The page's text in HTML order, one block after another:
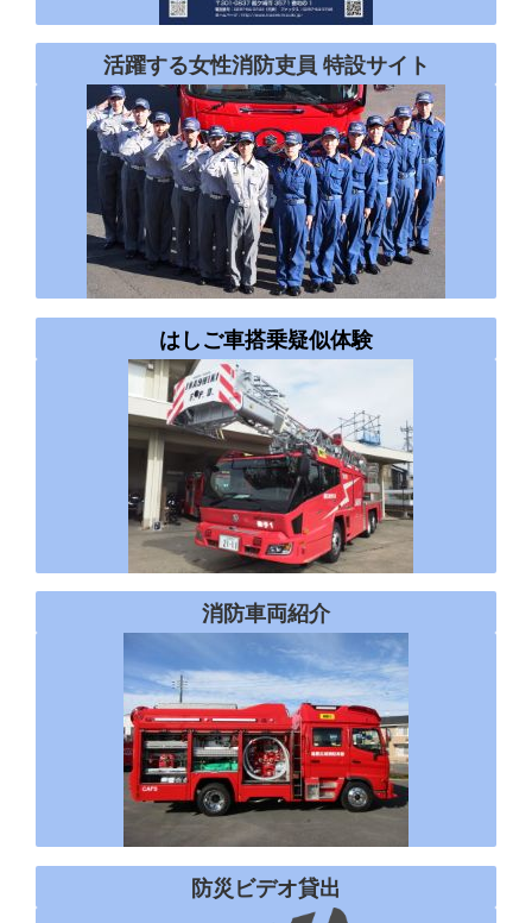
活躍する女性消防吏員 特設サイト
はしご車搭乗疑似体験
消防車両紹介
防災ビデオ貸出